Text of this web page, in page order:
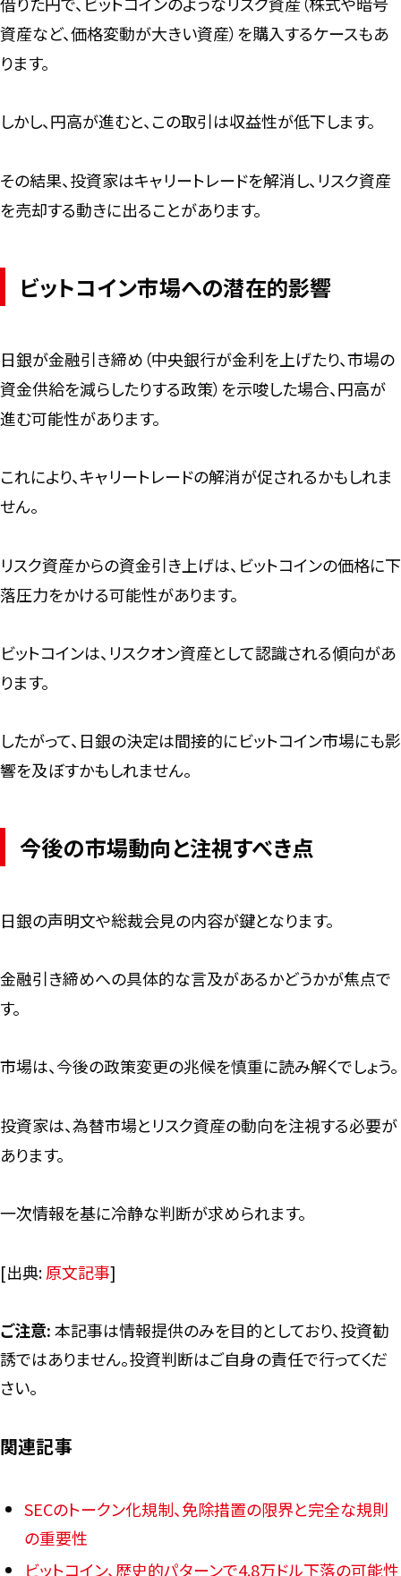
資産など、価格変動が大きい資産）を購入するケースもあ
ります。
しかし、円高が進むと、この取引は収益性が低下します。
その結果、投資家はキャリートレードを解消し、リスク資産
を売却する動きに出ることがあります。
ビットコイン市場への潜在的影響
日銀が金融引き締め（中央銀行が金利を上げたり、市場の
資金供給を減らしたりする政策）を示唆した場合、円高が
進む可能性があります。
これにより、キャリートレードの解消が促されるかもしれま
せん。
リスク資産からの資金引き上げは、ビットコインの価格に下
落圧力をかける可能性があります。
ビットコインは、リスクオン資産として認識される傾向があ
ります。
したがって、日銀の決定は間接的にビットコイン市場にも影
響を及ぼすかもしれません。
今後の市場動向と注視すべき点
日銀の声明文や総裁会見の内容が鍵となります。
金融引き締めへの具体的な言及があるかどうかが焦点で
す。
市場は、今後の政策変更の兆候を慎重に読み解くでしょう。
投資家は、為替市場とリスク資産の動向を注視する必要が
あります。
一次情報を基に冷静な判断が求められます。
[出典:原文記事]
ご注意:本記事は情報提供のみを目的としており、投資勧
誘ではありません。投資判断はご自身の責任で行ってくだ
さい。
関連記事
SECのトークン化規制、免除措置の限界と完全な規則
の重要性
ビットコイン、歴史的パターンで4.8万ドル下落の可能性